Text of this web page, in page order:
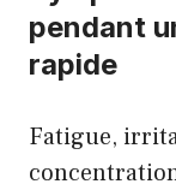
pendant
rapide
Fatigue,